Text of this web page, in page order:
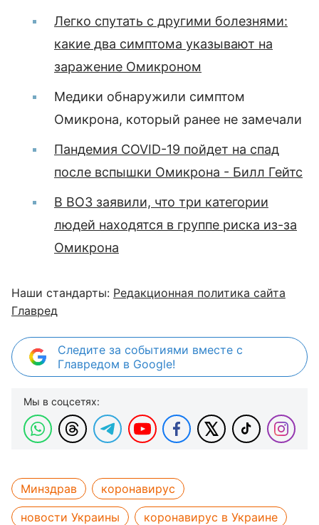
Легко спутать с другими болезнями:
какие два симптома указывают на
заражение Омикроном
Медики обнаружили симптом
Омикрона, который ранее не замечали
Пандемия COVID-19 пойдет на спад
после вспышки Омикрона - Билл Гейтс
В ВОЗ заявили, что три категории
людей находятся в группе риска из-за
Омикрона
Наши стандарты: Редакционная политика сайта
Главред
Следите за событиями вместе с
Главредом в Google!
Мы в соцсетях:
Минздрав
коронавирус
новости Украины
коронавирус в Украине